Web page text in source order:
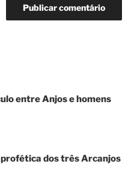
entre Anjos e homens
dos três Arcanjos